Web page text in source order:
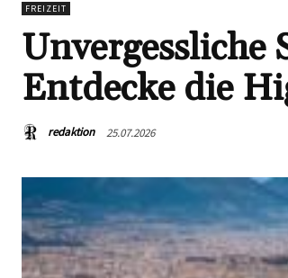
FREIZEIT
Unvergessliche
Entdecke die
redaktion 25.07.2026